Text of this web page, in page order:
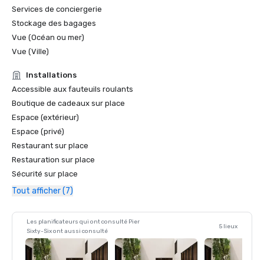
Services de conciergerie
Stockage des bagages
Vue (Océan ou mer)
Vue (Ville)
Installations
Accessible aux fauteuils roulants
Boutique de cadeaux sur place
Espace (extérieur)
Espace (privé)
Restaurant sur place
Restauration sur place
Sécurité sur place
Tout afficher (7)
Les planificateurs qui ont consulté Pier
Sixty-Six ont aussi consulté
5 lieux